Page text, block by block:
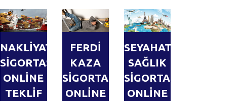
NAKLİYAT
SİGORTASI
ONLİNE
TEKLİF
FERDİ
KAZA
SİGORTASI
ONLİNE
SEYAHAT
SAĞLIK
SİGORTASI
ONLİNE